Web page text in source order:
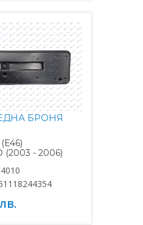
БРОНЯ
(2003 - 2006)